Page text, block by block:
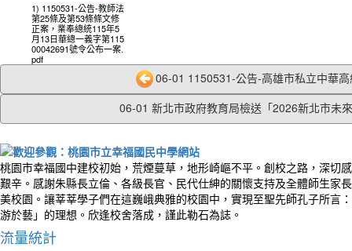
1) 1150531-公告-教師法
第25條及第53條條文修
正案，業奉總統115年5
月13日華總一義字第115
00042691號令公布一案.
pdf
06-01 1150531-公告-高雄市私立中華
06-01 新北市政府教育局檢送「2026新北市未
桃園市幸福國中建校初始，荒煙蔓草，地形崎嶇不平。創校之路，深切
艱辛。感謝朱縣長立倫、各級長官、民代仕紳的關懷支持及全體師生家
美校園。讓莘莘學子們在這巍峨典雅的校園中，實現至聖先師孔子所言
游於藝」的理想。欣逢校舍落成，謹此勒石為誌。
流量統計